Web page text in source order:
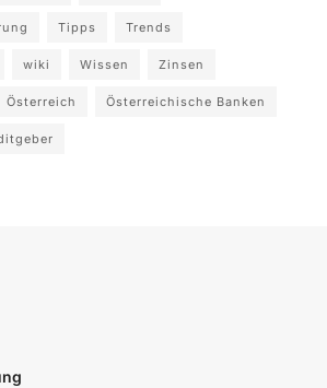
Tipps Trends
wiki Wissen Zinsen
Österreich Österreichische Banken